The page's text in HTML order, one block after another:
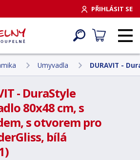
PŘIHLÁSIT SE
Umyvadla DURAVIT -
- DuraStyle
80x48 cm, s
s otvorem pro
bílá